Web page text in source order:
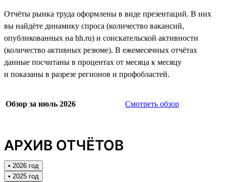
Отчёты рынка труда оформлены в виде презентаций. В них
вы найдёте динамику спроса (количество вакансий,
опубликованных на hh.ru) и соискательской активности
(количество активных резюме). В ежемесячных отчётах
данные посчитаны в процентах от месяца к месяцу
и показаны в разрезе регионов и профобластей.
Обзор за июль 2026 Смотреть обзор
АРХИВ ОТЧЁТОВ
• 2026 год
• 2025 год